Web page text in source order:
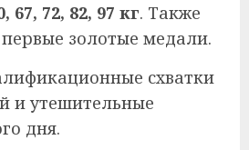
67, 72, 82, 97 кг. Также
золотые медали.
схватки
и утешительные
дня.